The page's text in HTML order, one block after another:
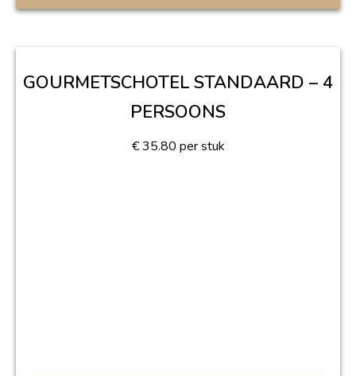
GOURMETSCHOTEL STANDAARD – 4
PERSOONS
€ 35.80 per stuk